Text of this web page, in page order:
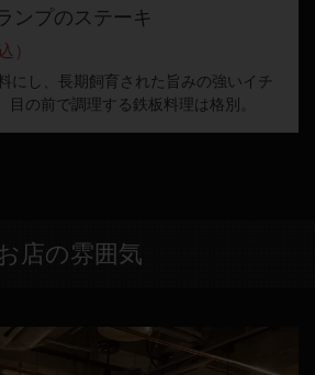
ンプのステーキ
）
にし、長期飼育された旨みの強いイチ
目の前で調理する鉄板料理は格別。
店の雰囲気